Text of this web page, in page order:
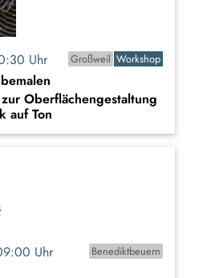
Uhr Großweil Workshop
Oberflächengestaltung
auf Ton
Uhr
Benediktbeuern